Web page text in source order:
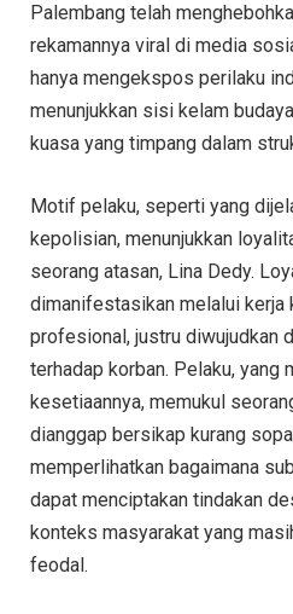
Palembang telah
rekamannya viral di media
hanya mengekspos perilaku
menunjukkan sisi kelam
kuasa yang timpang dalam
Motif pelaku, seperti yang
kepolisian, menunjukkan
seorang atasan, Lina Dedy.
dimanifestasikan melalui kerja
profesional, justru diwujudkan
terhadap korban. Pelaku, yang
kesetiaannya, memukul
dianggap bersikap kurang
memperlihatkan bagaimana
dapat menciptakan tindakan
konteks masyarakat yang
feodal.